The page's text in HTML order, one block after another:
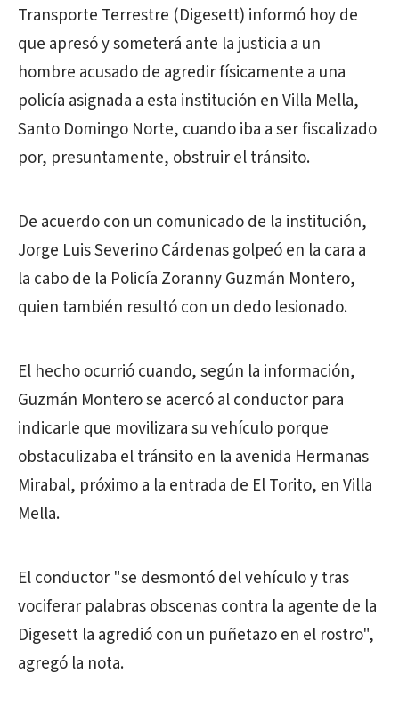
Transporte Terrestre (Digesett) informó hoy de
que apresó y someterá ante la justicia a un
hombre acusado de agredir físicamente a una
policía asignada a esta institución en Villa Mella,
Santo Domingo Norte, cuando iba a ser fiscalizado
por, presuntamente, obstruir el tránsito.
De acuerdo con un comunicado de la institución,
Jorge Luis Severino Cárdenas golpeó en la cara a
la cabo de la Policía Zoranny Guzmán Montero,
quien también resultó con un dedo lesionado.
El hecho ocurrió cuando, según la información,
Guzmán Montero se acercó al conductor para
indicarle que movilizara su vehículo porque
obstaculizaba el tránsito en la avenida Hermanas
Mirabal, próximo a la entrada de El Torito, en Villa
Mella.
El conductor "se desmontó del vehículo y tras
vociferar palabras obscenas contra la agente de la
Digesett la agredió con un puñetazo en el rostro",
agregó la nota.